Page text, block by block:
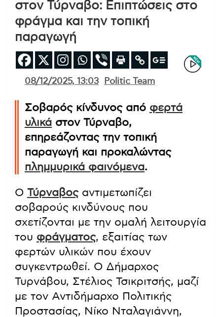
στον Τύρναβο: Επιπτώσεις στο
φράγμα και την τοπική
παραγωγή
08/12/2025, 13:03 Politic Team
Σοβαρός κίνδυνος από φερτά
υλικά στον Τύρναβο,
επηρεάζοντας την τοπική
παραγωγή και προκαλώντας
πλημμυρικά φαινόμενα.
Ο Τύρναβοςαντιμετωπίζει
σοβαρούς κινδύνους που
σχετίζονται με την ομαλή λειτουργία
του φράγματος, εξαιτίας των
φερτών υλικών που έχουν
συγκεντρωθεί. Ο Δήμαρχος
Τυρνάβου, Στέλιος Τσικριτσής, μαζί
με τον Αντιδήμαρχο Πολιτικής
Προστασίας, Νίκο Νταλαγιάννη,